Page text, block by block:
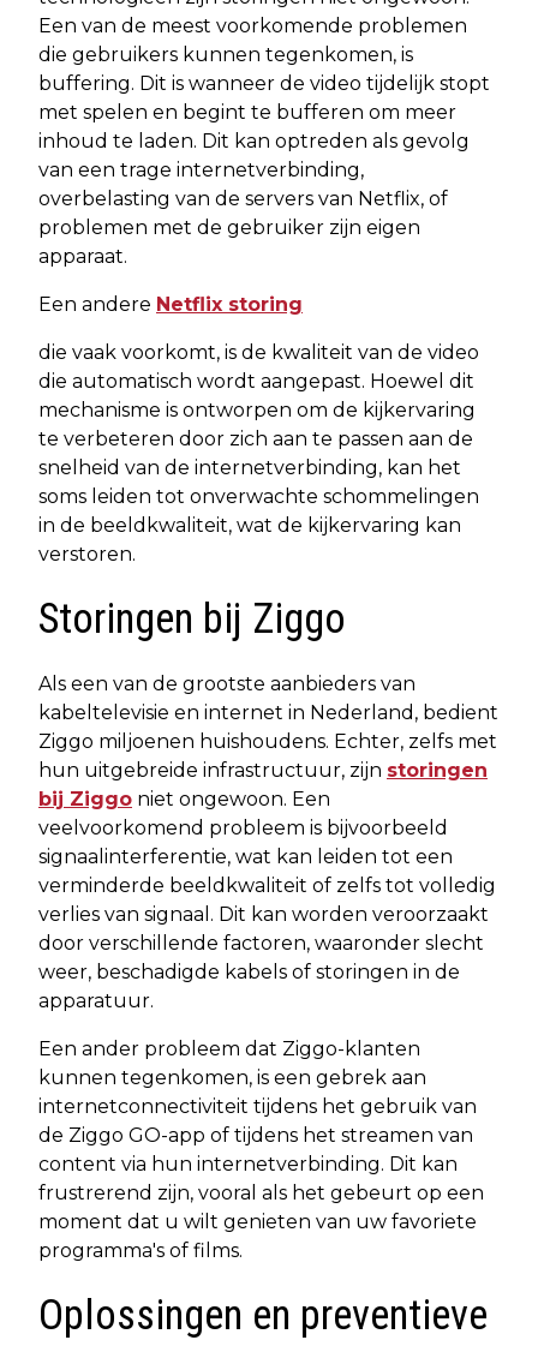
Een van de meest voorkomende problemen
die gebruikers kunnen tegenkomen, is
buffering. Dit is wanneer de video tijdelijk stopt
met spelen en begint te bufferen om meer
inhoud te laden. Dit kan optreden als gevolg
van een trage internetverbinding,
overbelasting van de servers van Netflix, of
problemen met de gebruiker zijn eigen
apparaat.
Een andere Netflix storing
die vaak voorkomt, is de kwaliteit van de video
die automatisch wordt aangepast. Hoewel dit
mechanisme is ontworpen om de kijkervaring
te verbeteren door zich aan te passen aan de
snelheid van de internetverbinding, kan het
soms leiden tot onverwachte schommelingen
in de beeldkwaliteit, wat de kijkervaring kan
verstoren.
Storingen bij Ziggo
Als een van de grootste aanbieders van
kabeltelevisie en internet in Nederland, bedient
Ziggo miljoenen huishoudens. Echter, zelfs met
hun uitgebreide infrastructuur, zijn storingen
bij Ziggo niet ongewoon. Een
veelvoorkomend probleem is bijvoorbeeld
signaalinterferentie, wat kan leiden tot een
verminderde beeldkwaliteit of zelfs tot volledig
verlies van signaal. Dit kan worden veroorzaakt
door verschillende factoren, waaronder slecht
weer, beschadigde kabels of storingen in de
apparatuur.
Een ander probleem dat Ziggo-klanten
kunnen tegenkomen, is een gebrek aan
internetconnectiviteit tijdens het gebruik van
de Ziggo GO-app of tijdens het streamen van
content via hun internetverbinding. Dit kan
frustrerend zijn, vooral als het gebeurt op een
moment dat u wilt genieten van uw favoriete
programma's of films.
Oplossingen en preventieve